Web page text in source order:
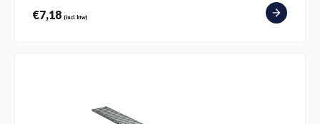
€7,18 (incl. btw)